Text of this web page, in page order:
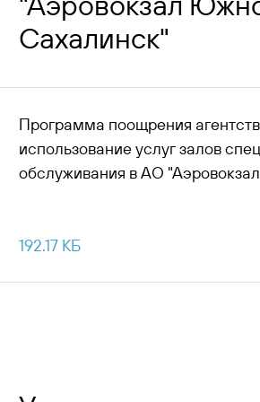
Сахалинск"
Программа поощрения
использование услуг залов
обслуживания в АО
192.17 КБ